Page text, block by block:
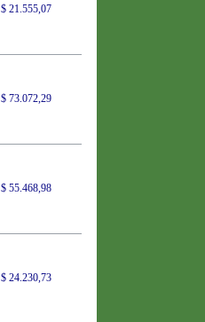
$ 21.555,07
$ 73.072,29
$ 55.468,98
$ 24.230,73